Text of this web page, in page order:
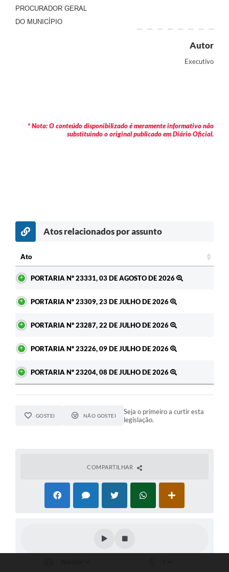
PROCURADOR GERAL
DO MUNICÍPIO
Autor
Executivo
* Nota: O conteúdo disponibilizado é meramente informativo não
substituindo o original publicado em Diário Oficial.
Atos relacionados por assunto
Ato
PORTARIA Nº 23331, 03 DE AGOSTO DE 2026
PORTARIA Nº 23309, 23 DE JULHO DE 2026
PORTARIA Nº 23287, 22 DE JULHO DE 2026
PORTARIA Nº 23226, 09 DE JULHO DE 2026
PORTARIA Nº 23204, 08 DE JULHO DE 2026
GOSTEI NÃO GOSTEI
Seja o primeiro a curtir esta
legislação.
COMPARTILHAR